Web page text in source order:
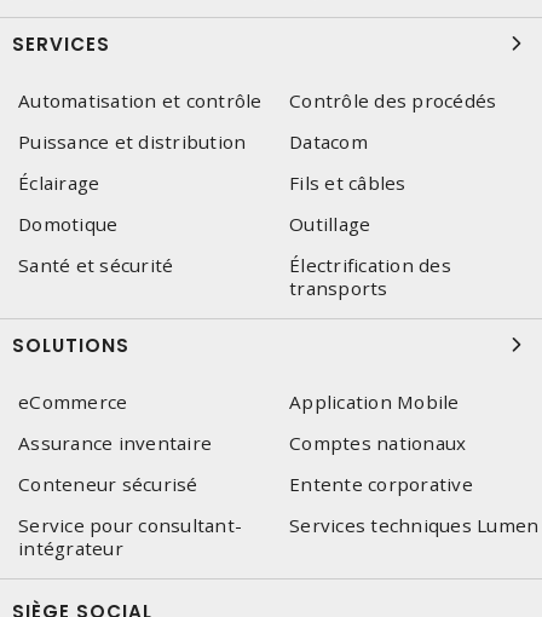
SERVICES
Automatisation et contrôle
Contrôle des procédés
Puissance et distribution
Datacom
Éclairage
Fils et câbles
Domotique
Outillage
Santé et sécurité
Électrification des
transports
SOLUTIONS
eCommerce
Application Mobile
Assurance inventaire
Comptes nationaux
Conteneur sécurisé
Entente corporative
Service pour consultant-
intégrateur
Services techniques Lumen
SIÈGE SOCIAL